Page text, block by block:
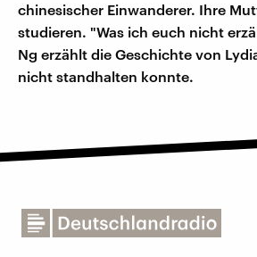
chinesischer Einwanderer. Ihre
studieren. "Was ich euch nicht
Ng erzählt die Geschichte von
nicht standhalten konnte.